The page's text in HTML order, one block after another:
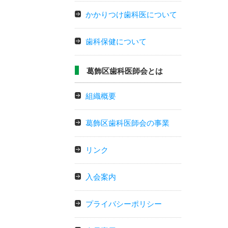
かかりつけ歯科医について
歯科保健について
葛飾区歯科医師会とは
組織概要
葛飾区歯科医師会の事業
リンク
入会案内
プライバシーポリシー